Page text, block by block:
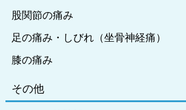
股関節の痛み
足の痛み・しびれ（坐骨神経痛）
膝の痛み
その他